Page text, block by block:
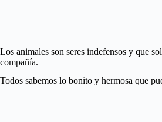
Los animales son seres indefensos y que
compañía.
Todos sabemos lo bonito y hermosa que